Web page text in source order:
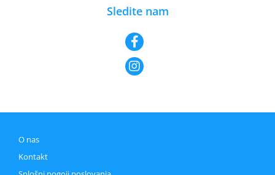
Sledite nam
O nas
Kontakt